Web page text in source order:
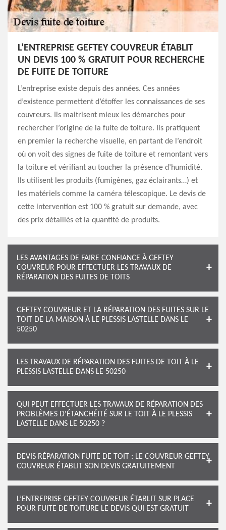
L’ENTREPRISE GEFTEY COUVREUR ÉTABLIT
UN DEVIS 100 % GRATUIT POUR RECHERCHE
DE FUITE DE TOITURE
L’entreprise existe depuis des années. Ces années
d’existence permettent d’étoffer les connaissances de ses
couvreurs. Ils maitrisent mieux les démarches pour
rechercher l’origine de la fuite de toiture. Ils pratiquent
en premier la recherche visuelle, en partant de l’endroit
où on voit des signes de fuite de toiture et remontant vers
la toiture et vérifiant au toucher la présence d’humidité.
Ils utilisent les produits (fumigènes, gaz éclairants…) et
les matériels comme la caméra télescopique. Le devis de
cette intervention est 100 % gratuit sur demande, avec
des prix détaillés et la quantité de produits.
LES AVANTAGES DE FAIRE CONFIANCE À GEFTEY
COUVREUR POUR EFFECTUER LES TRAVAUX DE
RÉPARATION DES FUITES DE TOITS
GEFTEY COUVREUR ET LA RÉPARATION DES FUITES SUR LE
TOIT DE LA MAISON À LE PLESSIS LASTELLE DANS LE
50250
LES TRAVAUX DE RÉPARATION DES FUITES DE TOIT À LE
PLESSIS LASTELLE DANS LE 50250
QUI PEUT EFFECTUER LES TRAVAUX DE RÉPARATION DES
PROBLÈMES D'ÉTANCHÉITÉ SUR LE TOIT À LE PLESSIS
LASTELLE DANS LE 50250 ?
DEVIS RÉPARATION FUITE DE TOIT : LE COUVREUR GEFTEY
COUVREUR ÉTABLIT SON DEVIS GRATUITEMENT
L’ENTREPRISE GEFTEY COUVREUR ÉTABLIT SUR PLACE
POUR FUITE DE TOITURE LE DEVIS QUI EST GRATUIT